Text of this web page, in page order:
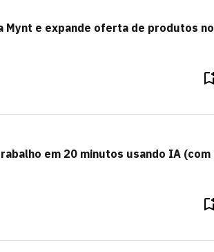
Mynt e expande oferta de produtos no
em 20 minutos usando IA (com